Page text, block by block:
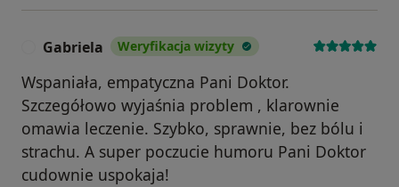
Gabriela Weryfikacja wizyty
Wspaniała, empatyczna Pani Doktor.
Szczegółowo wyjaśnia problem , klarownie
omawia leczenie. Szybko, sprawnie, bez bólu i
strachu. A super poczucie humoru Pani Doktor
cudownie uspokaja!